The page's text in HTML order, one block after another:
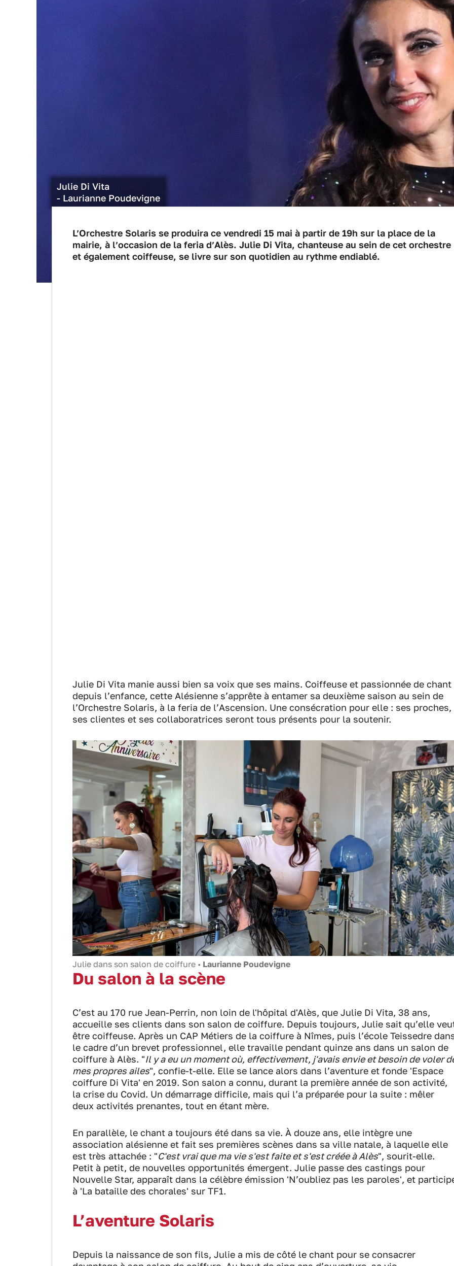
Julie Di Vita
- Laurianne Poudevigne
L’Orchestre Solaris se produira ce vendredi 15 mai à partir de 19h sur la place de la
mairie, à l’occasion de la feria d’Alès. Julie Di Vita, chanteuse au sein de cet orchestre
et également coiffeuse, se livre sur son quotidien au rythme endiablé.
Julie Di Vita manie aussi bien sa voix que ses mains. Coiffeuse et passionnée de chant
depuis l’enfance, cette Alésienne s’apprête à entamer sa deuxième saison au sein de
l’Orchestre Solaris, à la feria de l’Ascension. Une consécration pour elle : ses proches,
ses clientes et ses collaboratrices seront tous présents pour la soutenir.
Julie dans son salon de coiffure • Laurianne Poudevigne
Du salon à la scène
C’est au 170 rue Jean-Perrin, non loin de l'hôpital d'Alès, que Julie Di Vita, 38 ans,
accueille ses clients dans son salon de coiffure. Depuis toujours, Julie sait qu’elle
être coiffeuse. Après un CAP Métiers de la coiffure à Nîmes, puis l’école Teissedre
le cadre d’un brevet professionnel, elle travaille pendant quinze ans dans un salon de
coiffure à Alès. "Il y a eu un moment où, effectivement, j'avais envie et besoin de voler
mes propres ailes", confie-t-elle. Elle se lance alors dans l’aventure et fonde 'Espace
coiffure Di Vita' en 2019. Son salon a connu, durant la première année de son activité,
la crise du Covid. Un démarrage difficile, mais qui l’a préparée pour la suite : mêler
deux activités prenantes, tout en étant mère.
En parallèle, le chant a toujours été dans sa vie. À douze ans, elle intègre une
association alésienne et fait ses premières scènes dans sa ville natale, à laquelle elle
est très attachée : "C'est vrai que ma vie s'est faite et s'est créée à Alès", sourit-elle.
Petit à petit, de nouvelles opportunités émergent. Julie passe des castings pour
Nouvelle Star, apparaît dans la célèbre émission 'N’oubliez pas les paroles', et
à 'La bataille des chorales' sur TF1.
L’aventure Solaris
Depuis la naissance de son fils, Julie a mis de côté le chant pour se consacrer